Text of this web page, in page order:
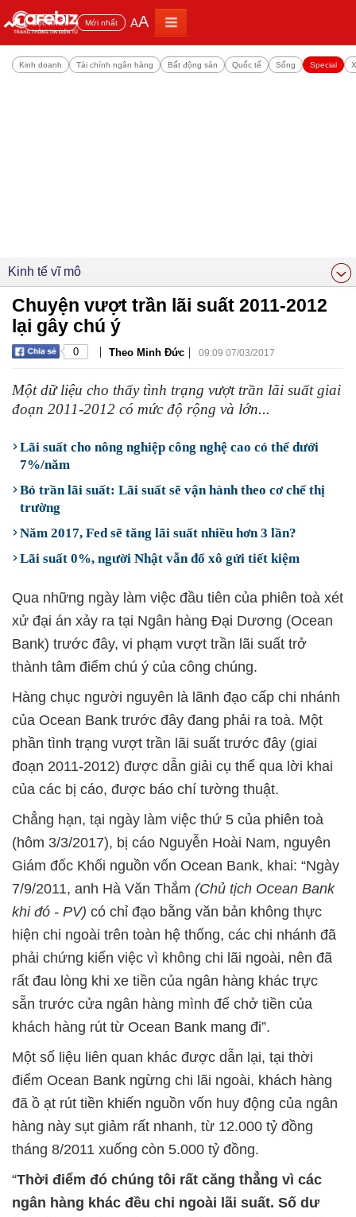
Đọc nhiều Mới nhất AA
Kinh doanh Tài chính ngân hàng Bất động sản Quốc tế Sống Special
Kinh tế vĩ mô
Chuyện vượt trần lãi suất 2011-2012
lại gây chú ý
0 | Theo Minh Đức | 09:09 07/03/2017
Một dữ liệu cho thấy tình trạng vượt trần lãi suất giai
đoạn 2011-2012 có mức độ rộng và lớn...
Lãi suất cho nông nghiệp công nghệ cao có thể dưới
7%/năm
Bỏ trần lãi suất: Lãi suất sẽ vận hành theo cơ chế thị
trường
Năm 2017, Fed sẽ tăng lãi suất nhiều hơn 3 lần?
Lãi suất 0%, người Nhật vẫn đổ xô gửi tiết kiệm
Qua những ngày làm việc đầu tiên của phiên toà xét
xử đại án xảy ra tại Ngân hàng Đại Dương (Ocean
Bank) trước đây, vi phạm vượt trần lãi suất trở
thành tâm điểm chú ý của công chúng.
Hàng chục người nguyên là lãnh đạo cấp chi nhánh
của Ocean Bank trước đây đang phải ra toà. Một
phần tình trạng vượt trần lãi suất trước đây (giai
đoạn 2011-2012) được dẫn giải cụ thể qua lời khai
của các bị cáo, được báo chí tường thuật.
Chẳng hạn, tại ngày làm việc thứ 5 của phiên toà
(hôm 3/3/2017), bị cáo Nguyễn Hoài Nam, nguyên
Giám đốc Khối nguồn vốn Ocean Bank, khai: “Ngày
7/9/2011, anh Hà Văn Thắm (Chủ tịch Ocean Bank
khi đó - PV) có chỉ đạo bằng văn bản không thực
hiện chi ngoài trên toàn hệ thống, các chi nhánh đã
phải chứng kiến việc vì không chi lãi ngoài, nên đã
rất đau lòng khi xe tiền của ngân hàng khác trực
sẵn trước cửa ngân hàng mình để chở tiền của
khách hàng rút từ Ocean Bank mang đi”.
Một số liệu liên quan khác được dẫn lại, tại thời
điểm Ocean Bank ngừng chi lãi ngoài, khách hàng
đã ồ ạt rút tiền khiến nguồn vốn huy động của ngân
hàng này sụt giảm rất nhanh, từ 12.000 tỷ đồng
tháng 8/2011 xuống còn 5.000 tỷ đồng.
“Thời điểm đó chúng tôi rất căng thẳng vì các
ngân hàng khác đều chi ngoài lãi suất. Số dư